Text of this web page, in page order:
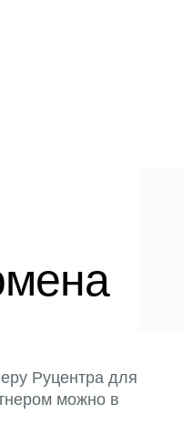
Руцентра для
можно в